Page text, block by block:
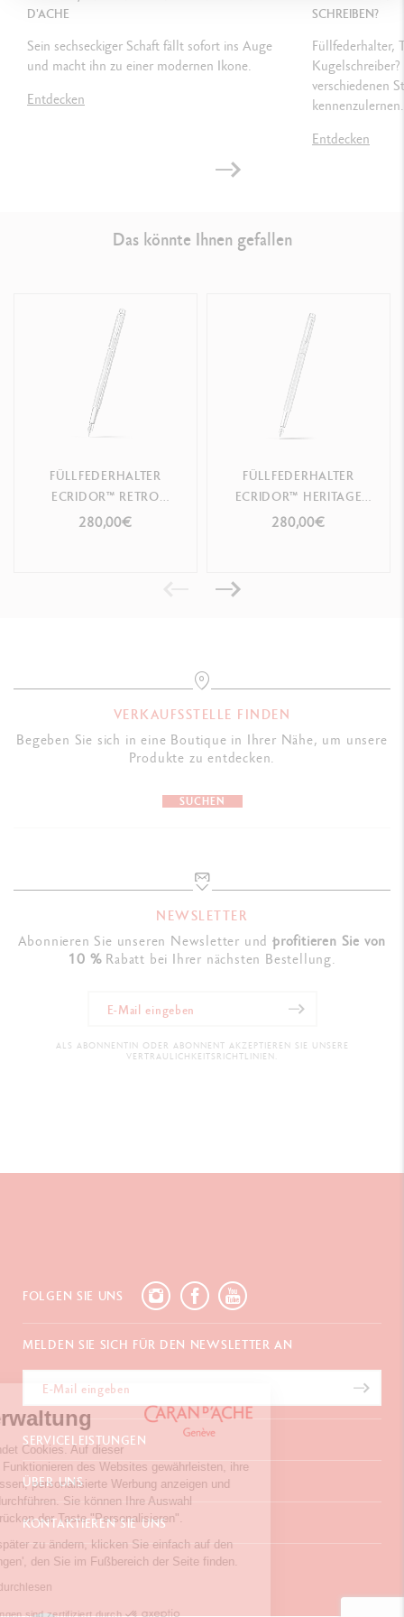
Cookies-Verwaltung
Unser Website verwendet Cookies. Auf dieser
Weise können wir das Funktionieren des Websites gewährleisten, ihre
Besucherfrequenz messen, personalisierte Werbung anzeigen und
gezielte Kampagnen durchführen. Sie können Ihre Auswahl
konfigurieren, durch Drücken der Taste "Personalisieren".
Um Ihre Präferenzen später zu ändern, klicken Sie einfach auf den
Link 'Cookie-Einstellungen', den Sie im Fußbereich der Seite finden.
Die Datenschutzpolitik durchlesen
Zustimmungen sind zertifiziert durch
Ausgestattet mit einer Kolbenpumpe
Mit allen kleinen Chromatics-Tintenpatronen kompatibel
958.276
Federspitze
958.286
Federspitze
958.296
D'ACHE
Sein sechseckiger Schaft fällt sofort ins Auge
und macht ihn zu einer modernen Ikone.
Entdecken
SCHREIBEN?
Füllfederhalter,
verschiedenen
kennenzulernen.
Entdecken
Das könnte Ihnen gefallen
FÜLLFEDERHALTER
ECRIDOR™ RETRO
PLATINBESCHICHTET
280,00€
FÜLLFEDERHALTER
ECRIDOR™ HERITAGE
PLATINBESCHICHTET
280,00€
VERKAUFSSTELLE FINDEN
Begeben Sie sich in eine Boutique in Ihrer Nähe, um unsere
Produkte zu entdecken.
SUCHEN
NEWSLETTER
Abonnieren Sie unseren Newsletter undprofitieren Sie von
10 %Rabatt bei Ihrer nächsten Bestellung.
ALS ABONNENTIN ODER ABONNENT AKZEPTIEREN SIE UNSERE
VERTRAULICHKEITSRICHTLINIEN.
FOLGEN SIE UNS
MELDEN SIE SICH FÜR DEN NEWSLETTER AN
SERVICELEISTUNGEN
E-Geschenkgutschein
Zahlungen
Versand und Lieferung
Retouren
Geschenkverpackung
Werbegeschenke
Garantieverlängerung
ÜBER UNS
Häufig gestellte Fragen
Verkaufsstellen
Inspiration
Karriere
KONTAKTIEREN SIE UNS
Chemin du Foron 19
CH-1226 Thônex-Genf
Schweiz